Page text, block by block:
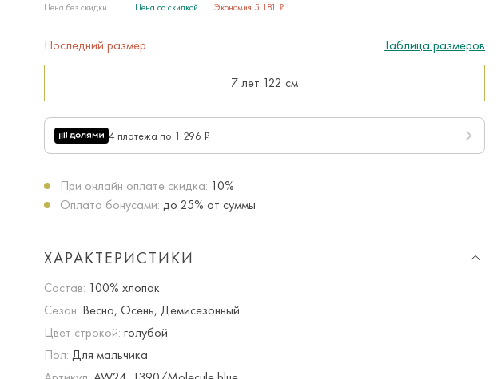
Цена без скидки Цена со скидкой Экономия 5 181 ₽
Последний размер Таблица размеров
7 лет 122 см
4 платежа по 1 296 ₽
При онлайн оплате скидка: 10%
Оплата бонусами: до 25% от суммы
ХАРАКТЕРИСТИКИ
Состав: 100% хлопок
Сезон: Весна, Осень, Демисезонный
Цвет строкой: голубой
Пол: Для мальчика